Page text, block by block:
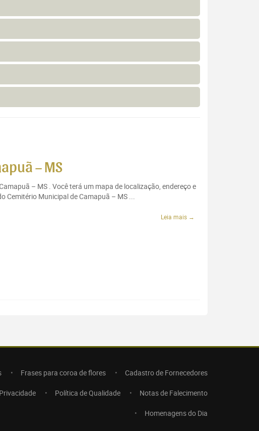
– MS
– MS . Você terá um mapa de localização, endereço e
Cemitério Municipal de Camapuã – MS ...
Leia mais →
Frases para coroa de flores Cadastro de Fornecedores
Política de Qualidade Notas de Falecimento
Homenagens do Dia